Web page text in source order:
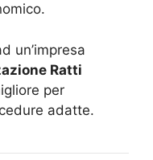
un’impresa
Ratti
per
adatte.